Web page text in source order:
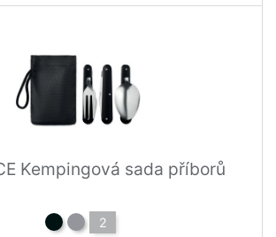
Kempingová sada příborů
2